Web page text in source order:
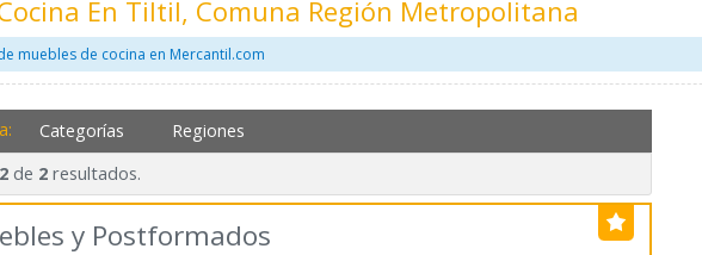
En Tiltil, Comuna Región Metropolitana
muebles de cocina en Mercantil.com
Categorías Regiones
2de 2resultados.
y Postformados